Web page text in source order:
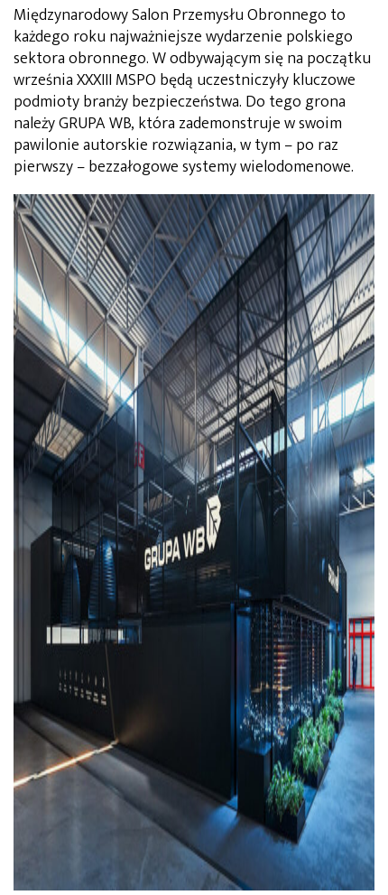
Międzynarodowy Salon Przemysłu Obronnego to
każdego roku najważniejsze wydarzenie polskiego
sektora obronnego. W odbywającym się na początku
września XXXIII MSPO będą uczestniczyły kluczowe
podmioty branży bezpieczeństwa. Do tego grona
należy GRUPA WB, która zademonstruje w swoim
pawilonie autorskie rozwiązania, w tym – po raz
pierwszy – bezzałogowe systemy wielodomenowe.